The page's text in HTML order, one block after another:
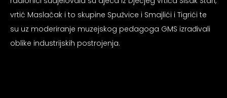
vrtić Maslačak i to skupine Spužvice i Smajlići i Tigrići te
su uz moderiranje muzejskog pedagoga GMS izrađivali
oblike industrijskih postrojenja.